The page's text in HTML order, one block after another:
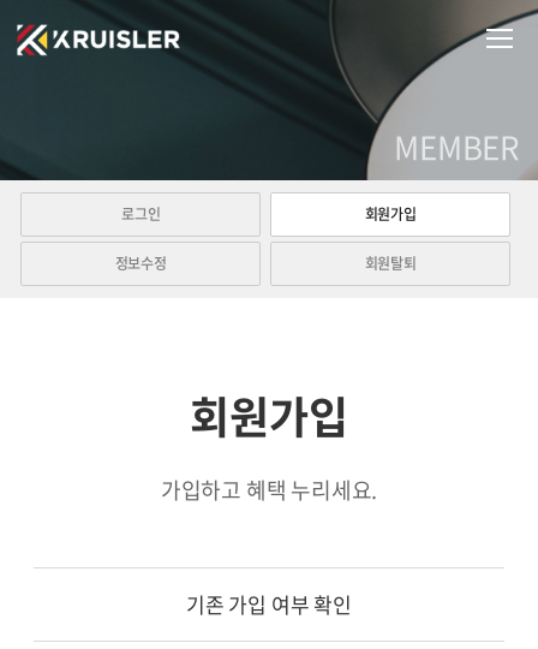
MEMBER
로그인 회원가입
정보수정 회원탈퇴
회원가입
가입하고 혜택 누리세요.
기존 가입 여부 확인